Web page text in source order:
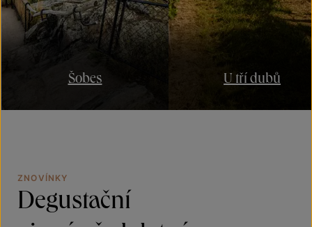
Šobes U tří dubů
ZNOVÍNKY
Degustační